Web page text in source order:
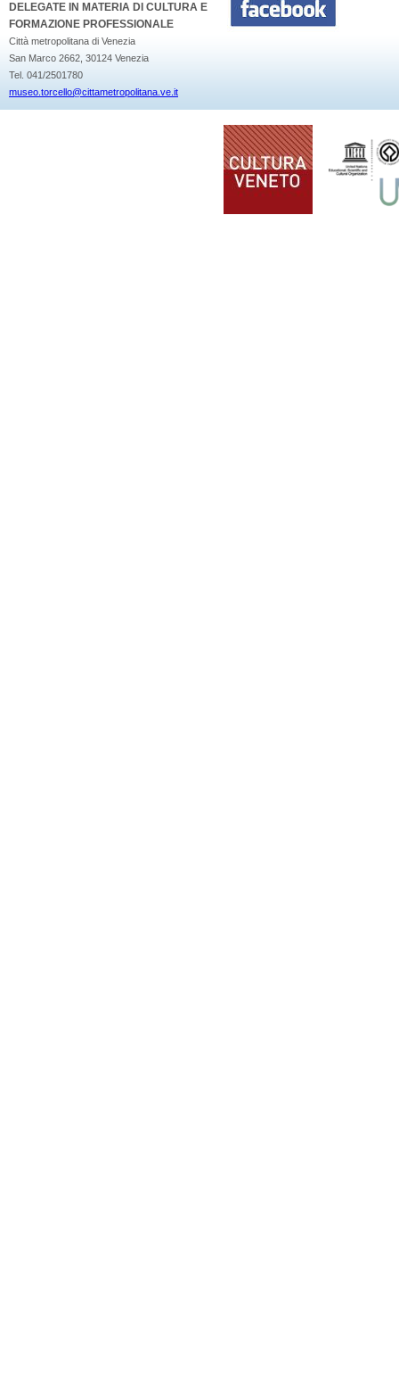
DELEGATE IN MATERIA DI CULTURA E
FORMAZIONE PROFESSIONALE
Città metropolitana di Venezia
San Marco 2662, 30124 Venezia
Tel. 041/2501780
museo.torcello@cittametropolitana.ve.it